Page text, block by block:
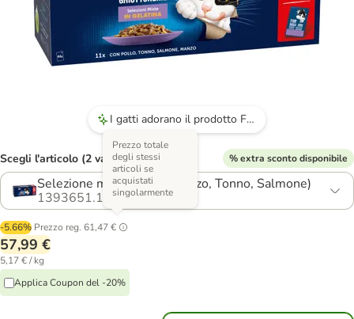
I gatti adorano il prodotto Felix, preferendolo ad altre marche più costose.
Scegli l'articolo (2 varianti) % extra sconto disponibile
Selezione mista (Pollo, Manzo, Tonno, Salmone)
1393651.1
-5.66% Prezzo reg. 61,47 €
Prezzo totale
degli stessi
articoli se
acquistati
singolarmente
57,99 €
5,17 € / kg
Applica Coupon del -20%